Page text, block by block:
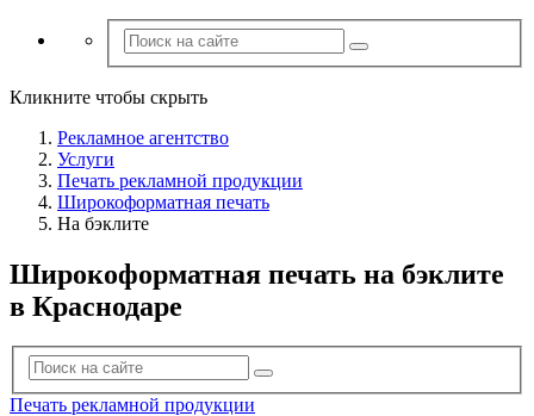
Кликните чтобы скрыть
Рекламное агентство
Услуги
Печать рекламной продукции
Широкоформатная печать
На бэклите
Широкоформатная печать на бэклите
в Краснодаре
Печать рекламной продукции